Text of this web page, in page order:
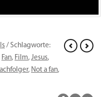
/ Schlagworte:
Fan, Film, Jesus,
, Not a fan,